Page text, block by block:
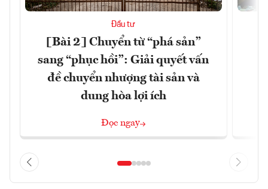
Đầu tư
[Bài 2] Chuyển từ “phá sản”
sang “phục hồi”: Giải quyết vấn
đề chuyển nhượng tài sản và
dung hòa lợi ích
Đọc ngay